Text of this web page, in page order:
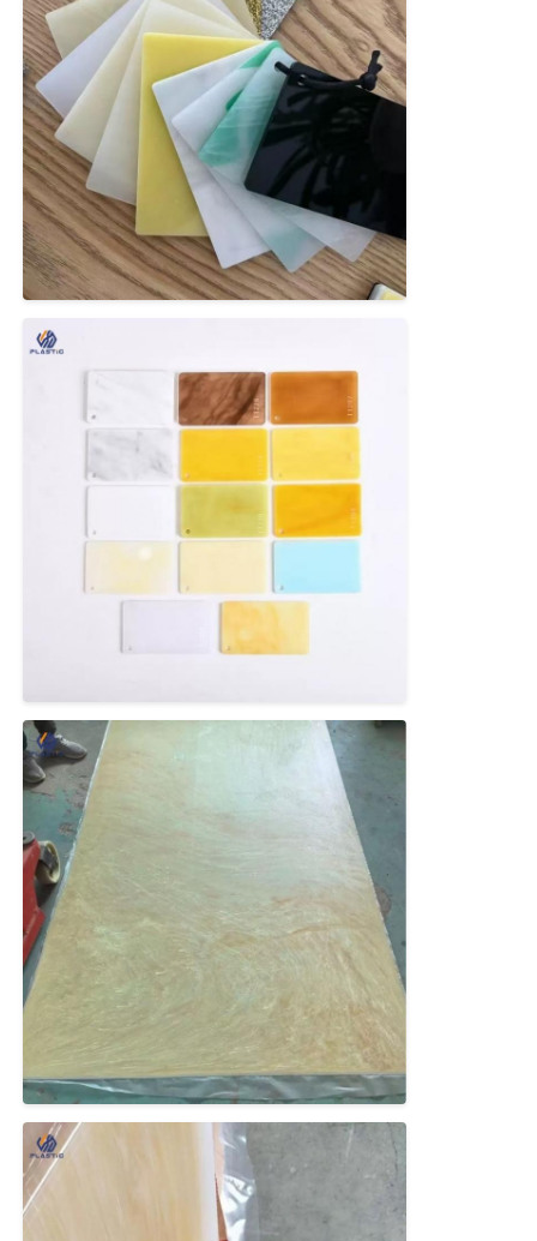
Folha acrílica expulsa
Folha acrílica de mármore
Folha de acrílico arco-íris
suporte acrílico
Quadro acrílico da foto
Cortes em folha acrílica
Suporte acrílico do sinal